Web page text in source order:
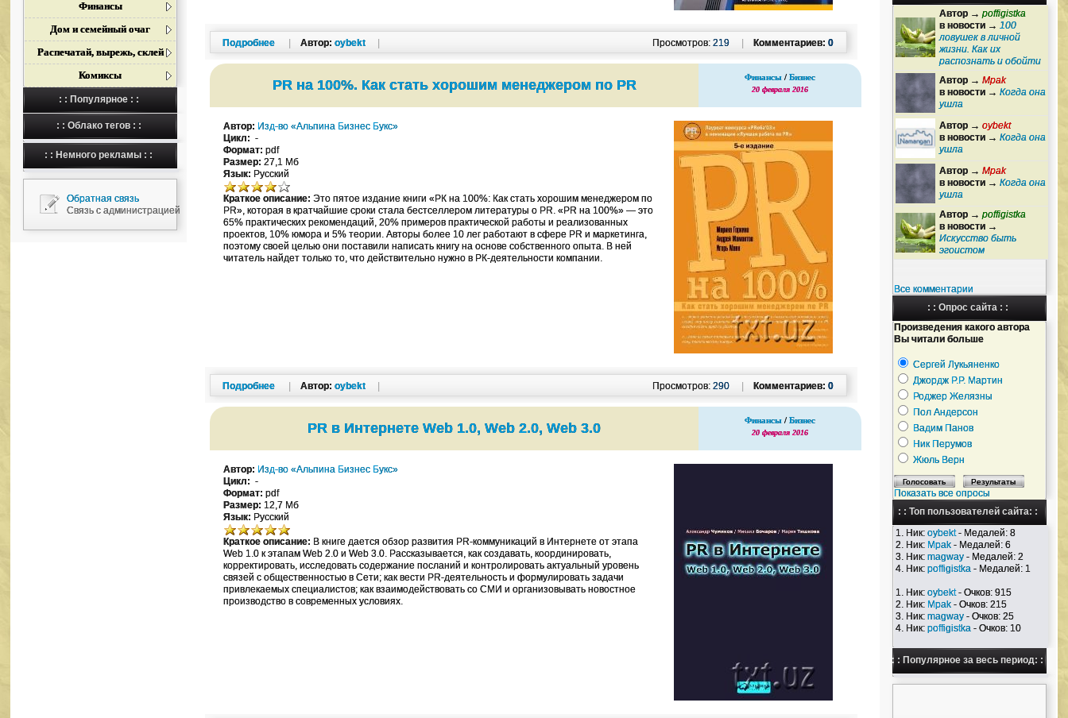
Финансы
Дом и семейный очаг
Распечатай, вырежь, склей
Комиксы
: : Популярное : :
: : Облако тегов : :
: : Немного рекламы : :
Обратная связь
Связь с администрацией
Автор → poffigistka
в новости → 100
ловушек в личной
жизни. Как их
распознать и обойти
Автор → Mpak
в новости → Когда она
ушла
Автор → oybekt
в новости → Когда она
ушла
Автор → Mpak
в новости → Когда она
ушла
Автор → poffigistka
в новости →
Искусство быть
эгоистом
Все комментарии
: : Опрос сайта : :
Произведения какого автора
Вы читали больше
Сергей Лукьяненко
Джордж Р.Р. Мартин
Роджер Желязны
Пол Андерсон
Вадим Панов
Ник Перумов
Жюль Верн
Показать все опросы
: : Топ пользователей сайта: :
1. Ник: oybekt- Медалей: 8
2. Ник: Mpak- Медалей: 6
3. Ник: magway- Медалей: 2
4. Ник: poffigistka- Медалей: 1
1. Ник: oybekt- Очков: 915
2. Ник: Mpak- Очков: 215
3. Ник: magway- Очков: 25
4. Ник: poffigistka- Очков: 10
: : Популярное за весь период: :
Подробнее Автор:oybekt Комментариев: 0
Просмотров: 219
PR на 100%. Как стать хорошим менеджером по PR Финансы /Бизнес
20 февраля 2016
Автор: Изд-во «Альпина Бизнес Букс»
Цикл: -
Формат: pdf
Размер: 27,1 Мб
Язык: Русский
Краткое описание: Это пятое издание книги «РК на 100%: Как стать хорошим менеджером по
PR», которая в кратчайшие сроки стала бестселлером литературы о PR. «PR на 100%» — это
65% практических рекомендаций, 20% примеров практической работы и реализованных
проектов, 10% юмора и 5% теории. Авторы более 10 лег работают в сфере PR и маркетинга,
поэтому своей целью они поставили написать книгу на основе собственного опыта. В ней
читатель найдет только то, что действительно нужно в РК-деятельности компании.
Подробнее Автор:oybekt Комментариев: 0
Просмотров: 290
PR в Интернете Web 1.0, Web 2.0, Web 3.0 Финансы /Бизнес
20 февраля 2016
Автор: Изд-во «Альпина Бизнес Букс»
Цикл: -
Формат: pdf
Размер: 12,7 Мб
Язык: Русский
Краткое описание: В книге дается обзор развития PR-коммуникаций в Интернете от этапа
Web 1.0 к этапам Web 2.0 и Web 3.0. Рассказывается, как создавать, координировать,
корректировать, исследовать содержание посланий и контролировать актуальный уровень
связей с общественностью в Сети; как вести PR-деятельность и формулировать задачи
привлекаемых специалистов; как взаимодействовать со СМИ и организовывать новостное
производство в современных условиях.